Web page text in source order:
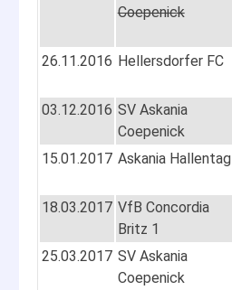
Coepenick
26.11.2016 Hellersdorfer FC
03.12.2016 SV Askania
Coepenick
15.01.2017 Askania Hallentag
18.03.2017 VfB Concordia
Britz 1
25.03.2017 SV Askania
Coepenick